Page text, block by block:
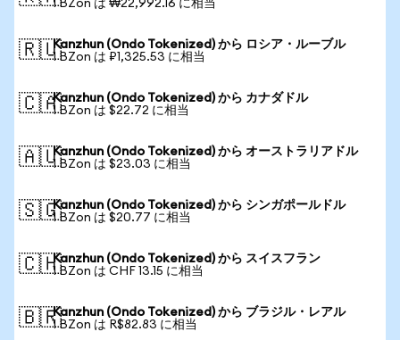
1 BZon は ₩22,992.16 に相当
🇷🇺Kanzhun (Ondo Tokenized) から ロシア・ルーブル
1 BZon は ₽1,325.53 に相当
🇨🇦Kanzhun (Ondo Tokenized) から カナダドル
1 BZon は $22.72 に相当
🇦🇺Kanzhun (Ondo Tokenized) から オーストラリアドル
1 BZon は $23.03 に相当
🇸🇬Kanzhun (Ondo Tokenized) から シンガポールドル
1 BZon は $20.77 に相当
🇨🇭Kanzhun (Ondo Tokenized) から スイスフラン
1 BZon は CHF 13.15 に相当
🇧🇷Kanzhun (Ondo Tokenized) から ブラジル・レアル
1 BZon は R$82.83 に相当